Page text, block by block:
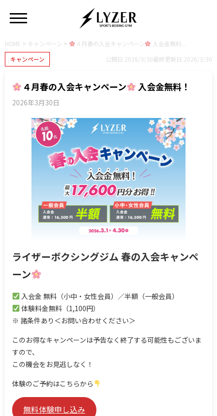
HOME > キャンペーン > ４月春の入会キャンペーン
入会金無料...
キャンペーン
公開日 2026/3/30最終更新日 2026/3/30
４月春の入会キャンペーン 入会金無料！
2026年3月30日
ライザーボクシングジム 春の入会キャンペ
ーン
入会金 無料（小中・女性会員）／半額（一般会員）
体験料金無料（1,100円）
※ 諸条件あり＜お問い合わせください＞
このお得なキャンペーンは予告なく終了する可能性もございま
すので、
この機会をお見逃しなく！
体験のご予約はこちらから
無料体験申し込み